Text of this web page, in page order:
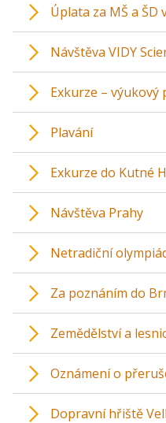
Úplata za MŠ a ŠD
Návštěva VIDY
Exkurze – výukový
Plavání
Exkurze do Kutné
Návštěva Prahy
Netradiční
Za poznáním do
Zemědělství a
Oznámení o
Dopravní hřiště